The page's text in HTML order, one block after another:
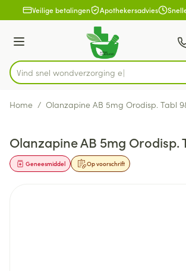
Ga naar de inhoud
1 van 1Veilige betalingen Apothekersadvies
Menu
Product, merk, categorie...
Vind snel wondver
Home / Olanzapine AB 5mg Orodisp. Tabl
Olanzapine AB 5mg Orodisp.
Op voorschrift
Geneesmiddel